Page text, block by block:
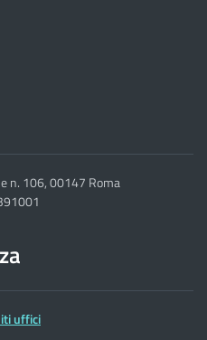
n. 106, 00147 Roma
uffici